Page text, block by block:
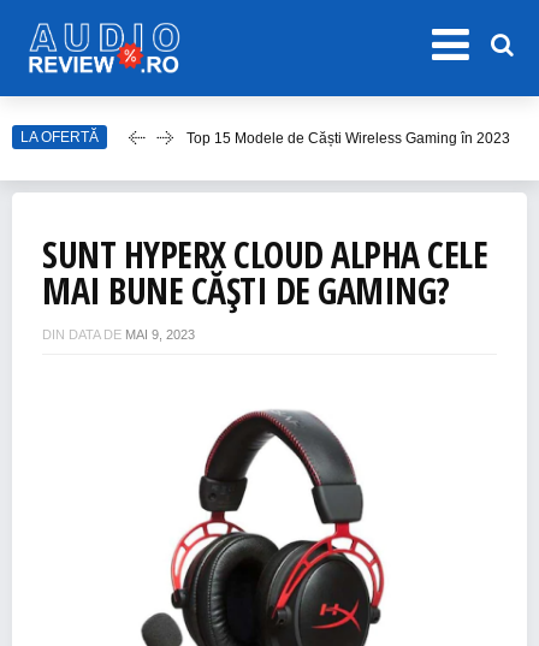
LA OFERTĂ
Care sunt cele mai bune sisteme audio?
Top 15 Cele Mai Bune Boxe Portabile
SUNT HYPERX CLOUD ALPHA CELE
MAI BUNE CĂȘTI DE GAMING?
DIN DATA DE MAI 9, 2023